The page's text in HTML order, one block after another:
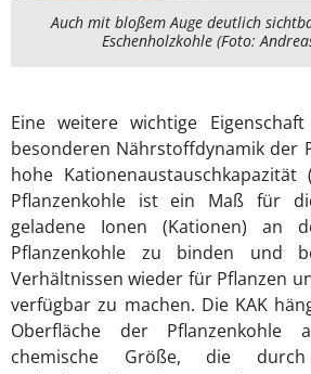
Auch mit bloßem Auge deutlich
Eschenholzkohle (Foto:
Eine weitere wichtige
besonderen Nährstoffdynamik der
hohe Kationenaustauschkapazität
Pflanzenkohle ist ein Maß für
geladene Ionen (Kationen) an
Pflanzenkohle zu binden und
Verhältnissen wieder für Pflanzen
verfügbar zu machen. Die KAK
Oberfläche der
chemische Größe, die